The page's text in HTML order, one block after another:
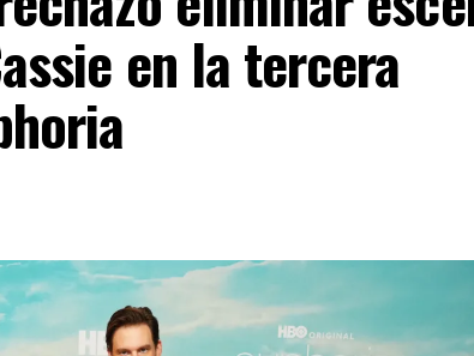
en la tercera